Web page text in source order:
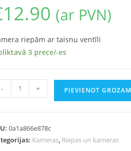
12.90 (ar PVN)
riepām ar taisnu ventīli
3 prece/-es
- + PIEVIENOT GROZAM
0a1a866e878c
Kameras, Riepas un kameras